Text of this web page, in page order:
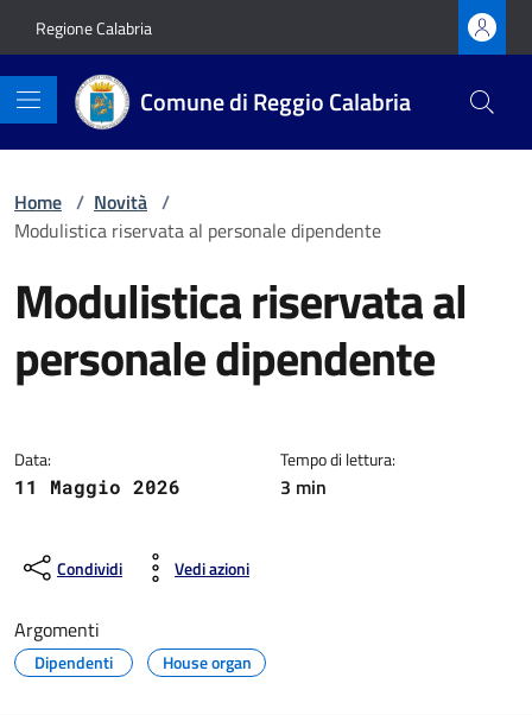
Regione Calabria
Comune di Reggio Calabria
Home / Novità /
Modulistica riservata al personale dipendente
Modulistica riservata al
personale dipendente
Data:
11 Maggio 2026
Tempo di lettura:
3 min
Condividi Vedi azioni
Argomenti
Dipendenti House organ